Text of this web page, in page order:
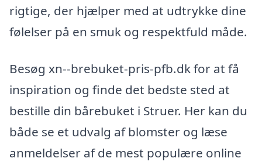
rigtige, der hjælper med at udtrykke dine
følelser på en smuk og respektfuld måde.
Besøg xn--brebuket-pris-pfb.dk for at få
inspiration og finde det bedste sted at
bestille din bårebuket i Struer. Her kan du
både se et udvalg af blomster og læse
anmeldelser af de mest populære online